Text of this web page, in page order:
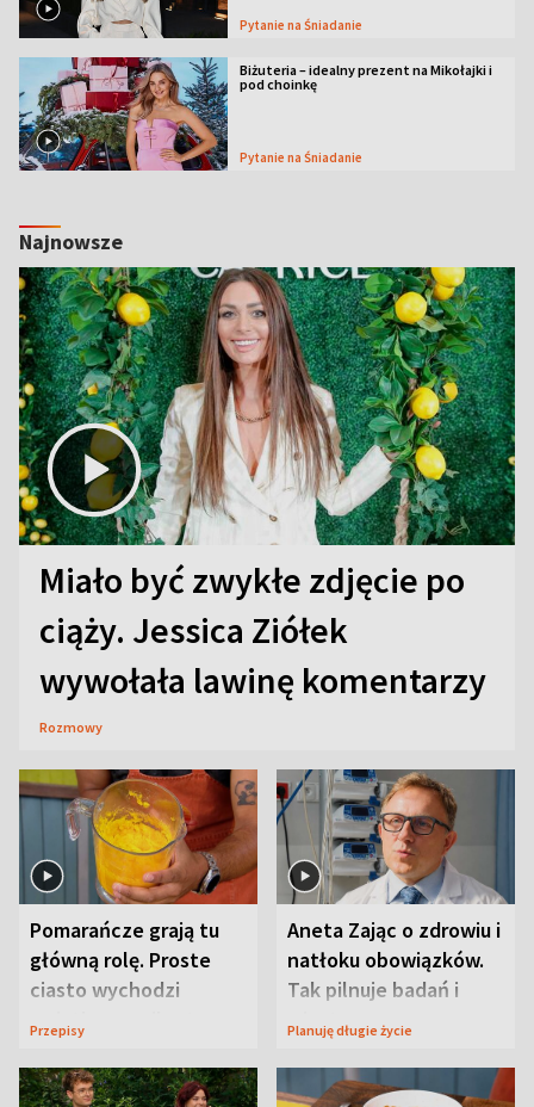
Pytanie na Śniadanie
Biżuteria – idealny prezent na Mikołajki i
pod choinkę
Pytanie na Śniadanie
Najnowsze
Miało być zwykłe zdjęcie po
ciąży. Jessica Ziółek
wywołała lawinę komentarzy
Rozmowy
Pomarańcze grają tu
główną rolę. Proste
ciasto wychodzi
wyjątkowo wilgotne
Przepisy
Aneta Zając o zdrowiu i
natłoku obowiązków.
Tak pilnuje badań i
wizyt
Planuję długie życie